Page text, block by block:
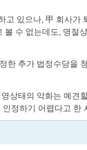
있으나, 甲 회사가
수 없는데도, 명절
한 추가 법정수당을
상태의 악화는 예견
정하기 어렵다고 한